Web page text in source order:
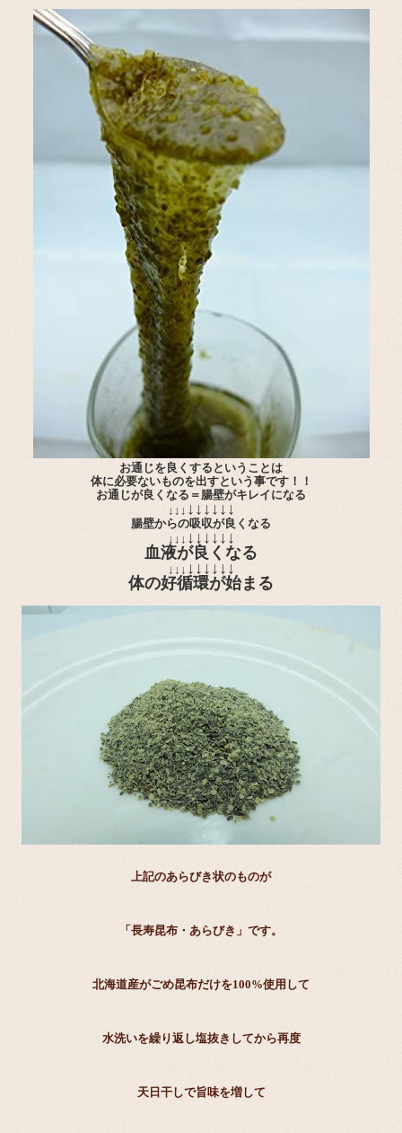
お通じを良くするということは
体に必要ないものを出すという事です！！
お通じが良くなる＝腸壁がキレイになる
↓↓↓ ↓↓↓ ↓↓↓
腸壁からの吸収が良くなる
↓↓↓ ↓↓↓ ↓↓↓
血液が良くなる
↓↓↓ ↓↓↓ ↓↓↓
体の好循環が始まる
上記のあらびき状のものが
「長寿昆布・あらびき」です。
北海道産がごめ昆布だけを100%使用して
水洗いを繰り返し塩抜きしてから再度
天日干しで旨味を増して